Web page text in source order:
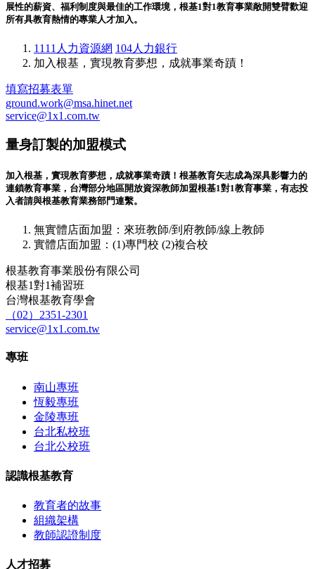
展性的薪資、福利制度與最佳的工作環境，根基1對1教育事業敞開雙臂歡迎
所有具教育熱情的專業人才加入。
1111人力資源網 104人力銀行
加入根基，實現教育夢想，成就事業奇蹟！
填寫招募表單
ground.work@msa.hinet.net
service@1x1.com.tw
量身訂製的加盟模式
加入根基，實現教育夢想，成就事業奇蹟！根基教育矢志成為深具影響力的
連鎖教育事業，台灣部分地區開放資深教師加盟根基1對1教育事業，有志投
入者請與根基教育業務部門連繫。
無實體店面加盟：來班教師/到府教師/線上教師
實體店面加盟：(1)專門校 (2)複合校
根基教育事業股份有限公司
根基1對1補習班
台灣根基教育學會
（02）2351-2301
service@1x1.com.tw
專班
南山專班
恆毅專班
金陵專班
台北私校班
台北公校班
認識根基教育
教育者的故事
組織架構
教師認證制度
人才招募